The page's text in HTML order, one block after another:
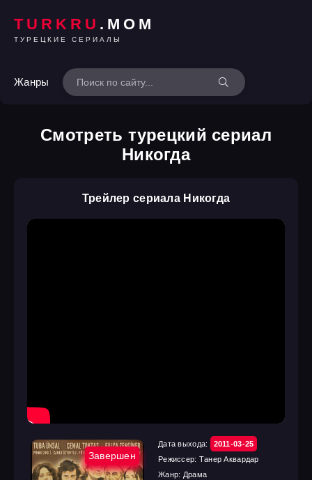
TURKRU .MOM
ТУРЕЦКИЕ СЕРИАЛЫ
Жанры
Смотреть турецкий сериал
Никогда
Трейлер сериала Никогда
Завершен
Дата выхода:
2011-03-25
Режиссер: Танер Аквардар
Жанр: Драма